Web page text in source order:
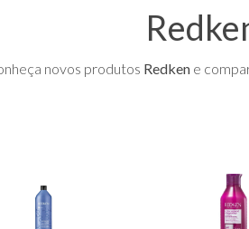
novos produtos Redkene